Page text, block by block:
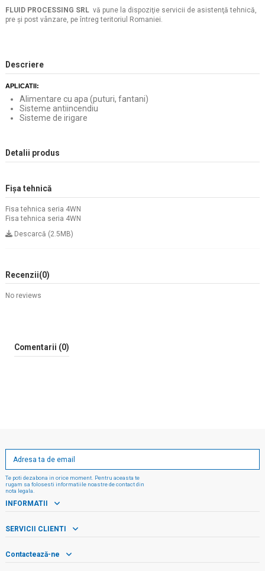
FLUID PROCESSING SRL vă pune la dispoziţie servicii de asistenţă tehnică,
pre şi post vânzare, pe întreg teritoriul Romaniei.
Descriere
APLICATII:
Alimentare cu apa (puturi, fantani)
Sisteme antiincendiu
Sisteme de irigare
Detalii produs
Fișa tehnică
Fisa tehnica seria 4WN
Fisa tehnica seria 4WN
Descarcă (2.5MB)
Recenzii(0)
No reviews
Comentarii (0)
Te poti dezabona in orice moment. Pentru aceasta te
rugam sa folosesti informatiile noastre de contact din
nota legala.
INFORMATII
SERVICII CLIENTI
Contactează-ne